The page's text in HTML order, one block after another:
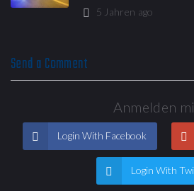
5 Jahren ago
Send a Comment
Anmelden
Login With Facebook
Login With